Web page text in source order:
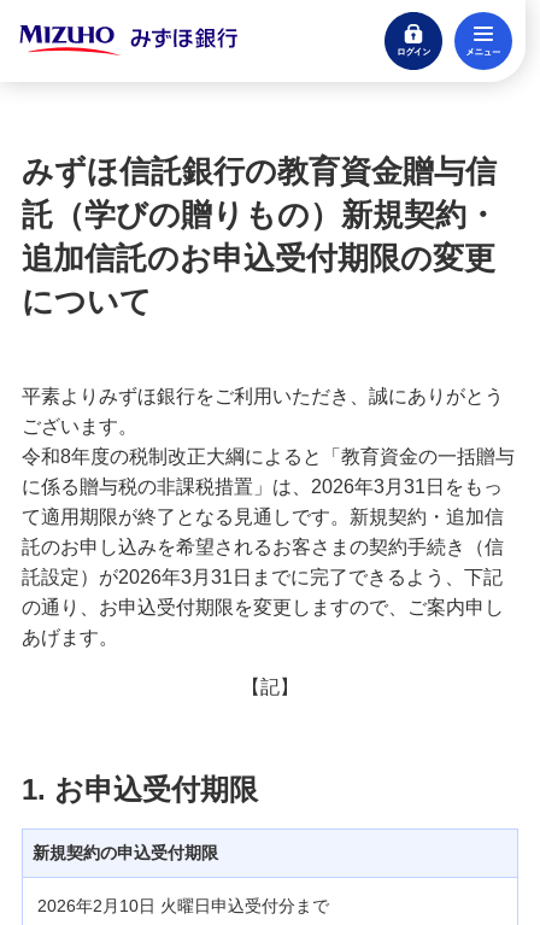
ログイン
閉じる
口座開設
来店不要・スマホで完結
支払う・つかう
クレジットカード・デビット
住宅ローン・カードローン
貯める・増やす
預金・NISA・資産運用
備える
相続・保険
学ぶ・考える
みずほ銀行について
みずほ信託銀行の教育資金贈与信
託（学びの贈りもの）新規契約・
追加信託のお申込受付期限の変更
について
平素よりみずほ銀行をご利用いただき、誠にありがとう
ございます。
令和8年度の税制改正大綱によると「教育資金の一括贈与
に係る贈与税の非課税措置」は、2026年3月31日をもっ
て適用期限が終了となる見通しです。新規契約・追加信
託のお申し込みを希望されるお客さまの契約手続き（信
託設定）が2026年3月31日までに完了できるよう、下記
の通り、お申込受付期限を変更しますので、ご案内申し
あげます。
【記】
1. お申込受付期限
新規契約の申込受付期限
2026年2月10日 火曜日申込受付分まで